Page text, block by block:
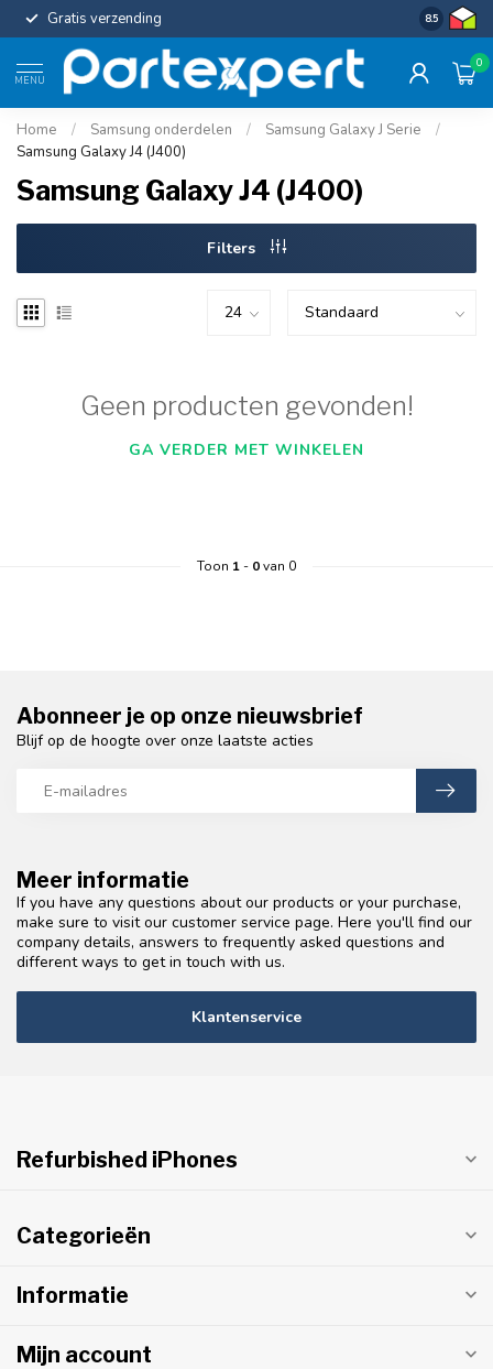
Gratis verzending Uniforme
8.5
MENU
0
Home / Samsung onderdelen / Samsung Galaxy J Serie
/
Samsung Galaxy J4 (J400)
Samsung Galaxy J4 (J400)
Filters
Geen producten gevonden!
GA VERDER MET WINKELEN
Toon 1- 0van 0
Meer informatie
If you have any questions about our products or your purchase,
make sure to visit our customer service page. Here you'll find our
company details, answers to frequently asked questions and
different ways to get in touch with us.
Klantenservice
Abonneer je op onze nieuwsbrief
Blijf op de hoogte over onze laatste acties
Refurbished iPhones
Categorieën
Informatie
Mijn account